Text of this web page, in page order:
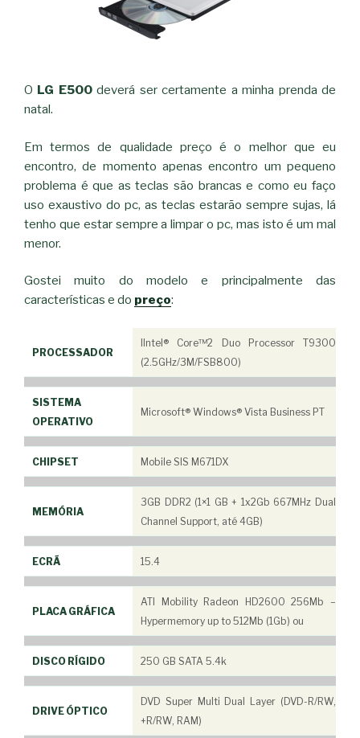
O LG E500deverá ser certamente a minha prenda de
natal.
Em termos de qualidade preço é o melhor que eu
encontro, de momento apenas encontro um pequeno
problema é que as teclas são brancas e como eu faço
uso exaustivo do pc, as teclas estarão sempre sujas, lá
tenho que estar sempre a limpar o pc, mas isto é um mal
menor.
Gostei muito do modelo e principalmente das
características e do preço:
PROCESSADOR
IIntel® Core™2 Duo Processor T9300
(2.5GHz/3M/FSB800)
SISTEMA
OPERATIVO
Microsoft® Windows® Vista Business PT
CHIPSET Mobile SIS M671DX
MEMÓRIA
3GB DDR2 (1×1 GB + 1x2Gb 667MHz Dual
Channel Support, até 4GB)
ECRÃ 15.4
PLACA GRÁFICA
ATI Mobility Radeon HD2600 256Mb –
Hypermemory up to 512Mb (1Gb) ou
DISCO RÍGIDO 250 GB SATA 5.4k
DRIVE ÓPTICO
DVD Super Multi Dual Layer (DVD-R/RW,
+R/RW, RAM)